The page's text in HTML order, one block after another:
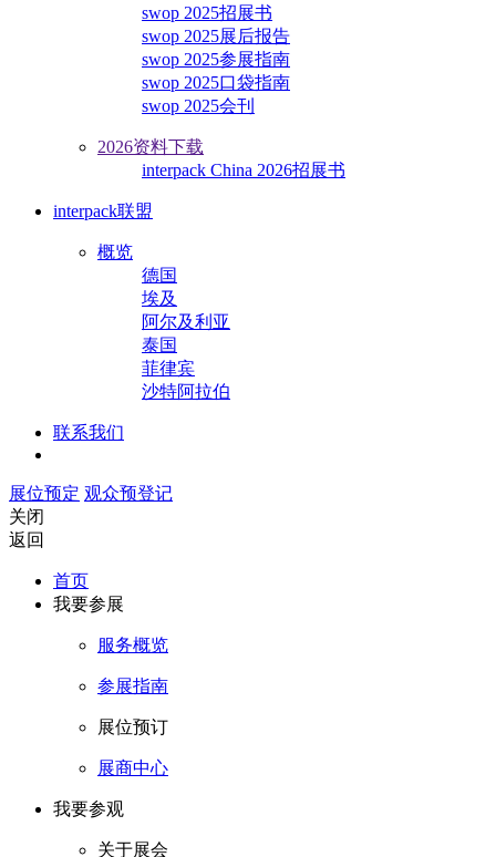
swop 2025招展书
swop 2025展后报告
swop 2025参展指南
swop 2025口袋指南
swop 2025会刊
2026资料下载
interpack China 2026招展书
interpack联盟
概览
德国
埃及
阿尔及利亚
泰国
菲律宾
沙特阿拉伯
联系我们
展位预定 观众预登记
关闭
返回
首页
我要参展
服务概览
参展指南
展位预订
展商中心
我要参观
关于展会